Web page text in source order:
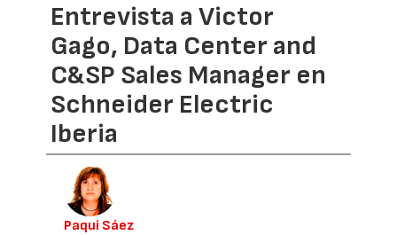
Entrevista a Victor
Gago, Data Center and
C&SP Sales Manager en
Schneider Electric
Iberia
Paqui Sáez